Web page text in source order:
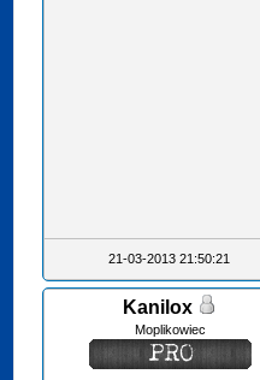
21-03-2013 21:50:21
Kanilox
Moplikowiec